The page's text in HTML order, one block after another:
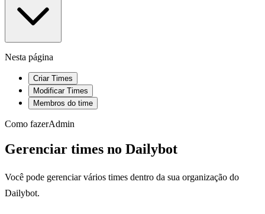
Nesta página
Criar Times
Modificar Times
Membros do time
Como fazerAdmin
Gerenciar times no Dailybot
Você pode gerenciar vários times dentro da sua organização do
Dailybot.